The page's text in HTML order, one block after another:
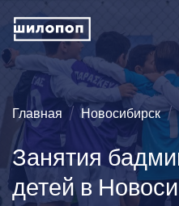
Главная Новосибирск
Занятия
детей в